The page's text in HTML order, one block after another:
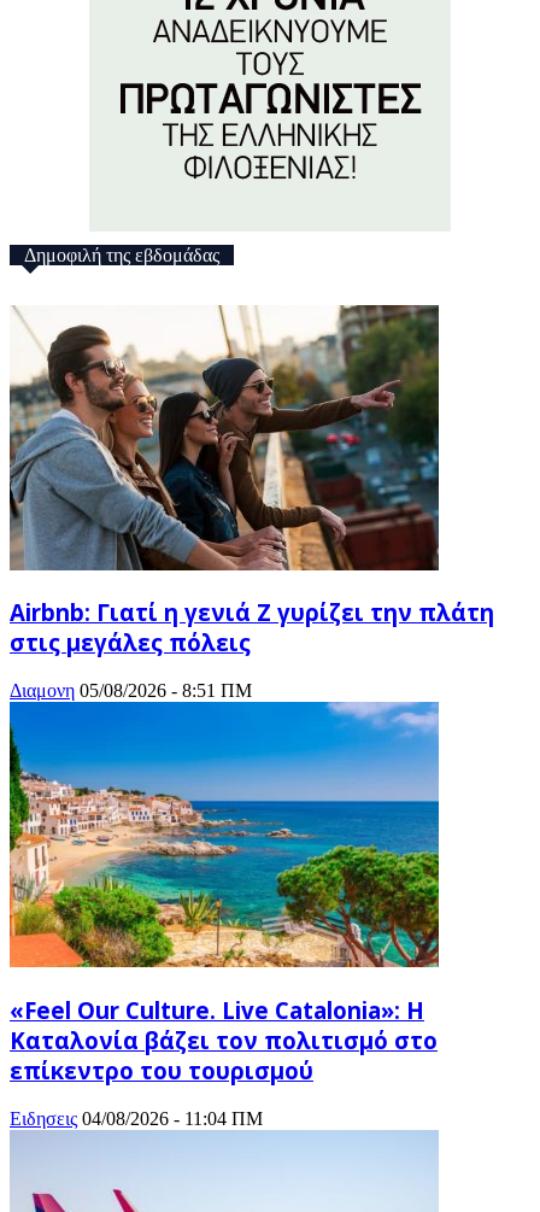
Δημοφιλή της εβδομάδας
Airbnb: Γιατί η γενιά Z γυρίζει την πλάτη
στις μεγάλες πόλεις
Διαμονη 05/08/2026 - 8:51 ΠΜ
«Feel Our Culture. Live Catalonia»: Η
Καταλονία βάζει τον πολιτισμό στο
επίκεντρο του τουρισμού
Ειδησεις 04/08/2026 - 11:04 ΠΜ